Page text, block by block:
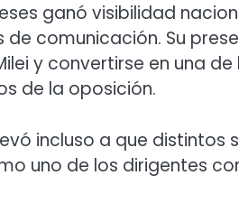
ganó visibilidad
de comunicación. Su
y convertirse en una
de la oposición.
incluso a que
uno de los dirigentes